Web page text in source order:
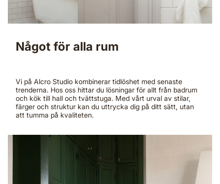
Något för alla rum
Vi på Alcro Studio kombinerar tidlöshet med senaste
trenderna. Hos oss hittar du lösningar för allt från badrum
och kök till hall och tvättstuga. Med vårt urval av stilar,
färger och struktur kan du uttrycka dig på ditt sätt, utan
att tumma på kvaliteten.